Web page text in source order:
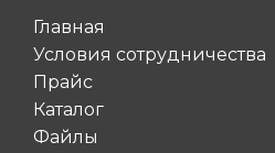
Главная
Условия сотрудничества
Прайс
Каталог
Файлы